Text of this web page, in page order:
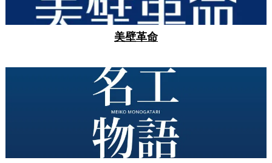
美壁革命